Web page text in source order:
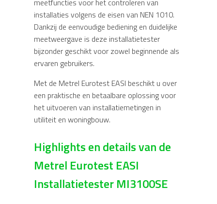
meetfuncties voor het controleren van
installaties volgens de eisen van NEN 1010.
Dankzij de eenvoudige bediening en duidelijke
meetweergave is deze installatietester
bijzonder geschikt voor zowel beginnende als
ervaren gebruikers.
Met de Metrel Eurotest EASI beschikt u over
een praktische en betaalbare oplossing voor
het uitvoeren van installatiemetingen in
utiliteit en woningbouw.
Highlights en details van de
Metrel Eurotest EASI
Installatietester MI3100SE